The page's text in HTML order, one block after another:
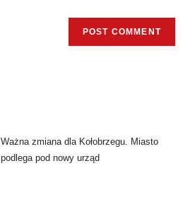
Ważna zmiana dla Kołobrzegu. Miasto
podlega pod nowy urząd